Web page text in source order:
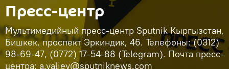
Пресс-центр
Мультимедийный пресс-центр Sputnik Кыргызстан,
Бишкек, проспект Эркиндик, 46. Телефоны: (0312)
98-69-47, (0772) 17-54-88 (Telegram). Почта пресс-
центра: a.valiev@sputniknews.com